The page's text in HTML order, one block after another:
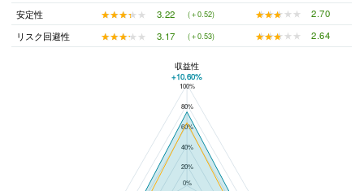
安定性
★★★★★
★★★★★ 3.22 (＋0.52) ★★★★★
★★★★★
2.70
リスク回避性
★★★★★
★★★★★ 3.17 (＋0.53) ★★★★★
★★★★★ 2.64
中野スカイマンションと中野区の平均値の総合評価の比較
100%
80%
60%
40%
20%
0%
収益性
+10.60%